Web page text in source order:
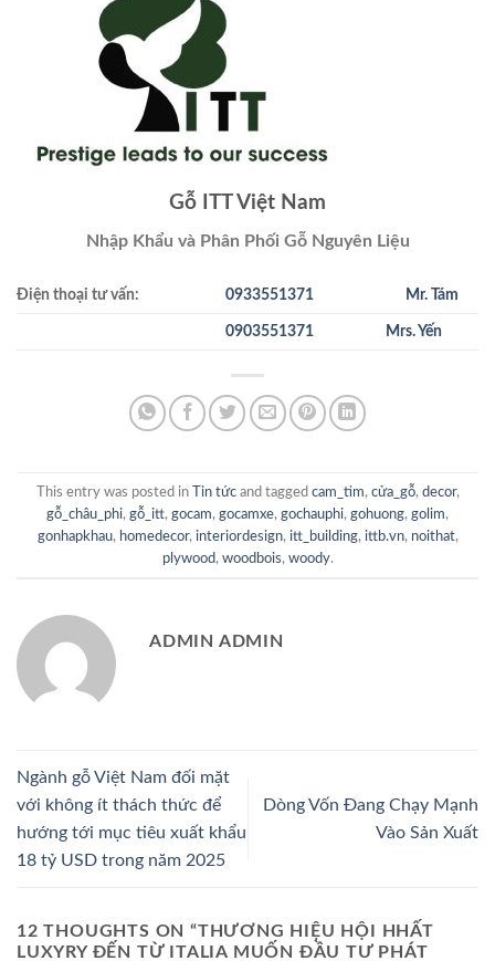
Gỗ ITT Việt Nam
Nhập Khẩu và Phân Phối Gỗ Nguyên Liệu
Điện thoại tư vấn: 0933551371 Mr. Tám
0903551371 Mrs. Yến
This entry was posted in Tin tứcand tagged cam_tim, cửa_gỗ, decor,
gỗ_châu_phi, gỗ_itt, gocam, gocamxe, gochauphi, gohuong, golim,
gonhapkhau, homedecor, interiordesign, itt_building, ittb.vn, noithat,
plywood, woodbois, woody.
ADMIN ADMIN
Ngành gỗ Việt Nam đối mặt
với không ít thách thức để
hướng tới mục tiêu xuất khẩu
18 tỷ USD trong năm 2025
Dòng Vốn Đang Chạy Mạnh
Vào Sản Xuất
12 THOUGHTS ON “THƯƠNG HIỆU HỘI HHẤT
LUXYRY ĐẾN TỪ ITALIA MUỐN ĐẦU TƯ PHÁT